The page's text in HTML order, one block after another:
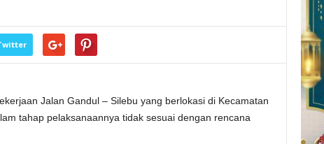
Jalan Gandul – Silebu yang berlokasi di Kecamatan
tahap pelaksanaannya tidak sesuai dengan rencana